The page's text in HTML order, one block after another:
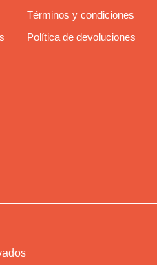
Términos y condiciones
Política de devoluciones